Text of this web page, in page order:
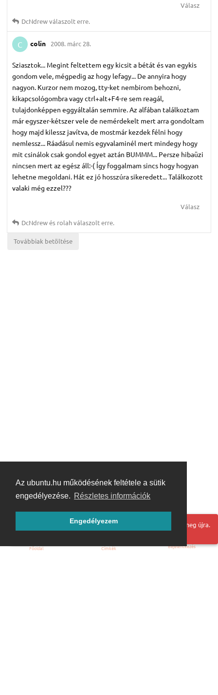
Az ubuntu.hu működésének feltétele a sütik
engedélyezése. Részletes információk
Engedélyezem
Válasz
DcNdrewválaszolt erre.
C colin 2008. márc 28.
Sziasztok... Megint feltettem egy kicsit a bétát és van egykis
gondom vele, mégpedig az hogy lefagy... De annyira hogy
nagyon. Kurzor nem mozog, tty-ket nembirom behozni,
kikapcsológombra vagy ctrl+alt+F4-re sem reagál,
tulajdonképpen eggyáltalán semmire. Az alfában találkoztam
már egyszer-kétszer vele de nemérdekelt mert arra gondoltam
hogy majd kilessz javítva, de mostmár kezdek félni hogy
nemlessz... Ráadásul nemis egyvalaminél mert mindegy hogy
mit csinálok csak gondol egyet aztán BUMMM... Persze hibaüzi
nincsen mert az egész áll:-( Így foggalmam sincs hogy hogyan
lehetne megoldani. Hát ez jó hosszúra sikeredett... Találkozott
valaki még ezzel???
Válasz
DcNdrewés rolahválaszolt erre.
Továbbiak betöltése
Hoppá! Valami hiba történt. Frissítse az oldalt és próbálja meg újra.
Főoldal Címkék Bejelentkezés